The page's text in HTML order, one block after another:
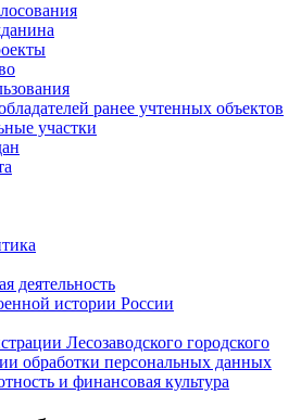
ранее учтенных объектов
участки
деятельность
истории России
Лесозаводского городского
обработки персональных данных
и финансовая культура